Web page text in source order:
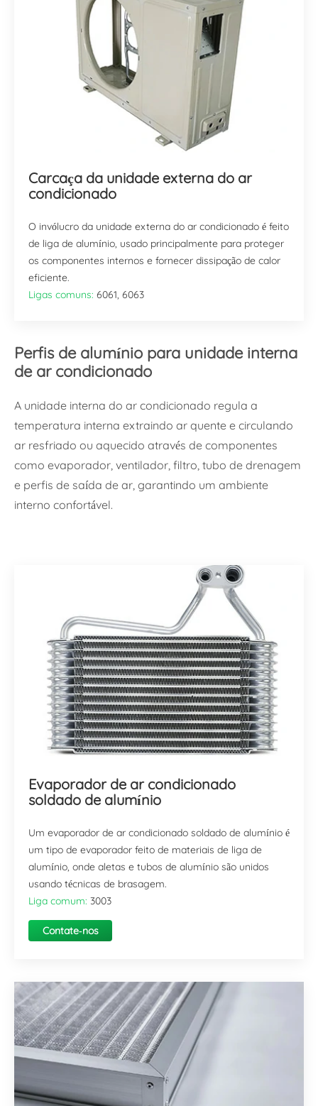
Carcaça da unidade externa do ar
condicionado
O invólucro da unidade externa do ar condicionado é feito
de liga de alumínio, usado principalmente para proteger
os componentes internos e fornecer dissipação de calor
eficiente.
Ligas comuns: 6061, 6063
Perfis de alumínio para unidade interna
de ar condicionado
A unidade interna do ar condicionado regula a
temperatura interna extraindo ar quente e circulando
ar resfriado ou aquecido através de componentes
como evaporador, ventilador, filtro, tubo de drenagem
e perfis de saída de ar, garantindo um ambiente
interno confortável.
Evaporador de ar condicionado
soldado de alumínio
Um evaporador de ar condicionado soldado de alumínio é
um tipo de evaporador feito de materiais de liga de
alumínio, onde aletas e tubos de alumínio são unidos
usando técnicas de brasagem.
Liga comum: 3003
Contate-nos